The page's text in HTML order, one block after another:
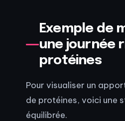
Exemple de
une journée
protéines
Pour visualiser un
de protéines, voici une
équilibrée.